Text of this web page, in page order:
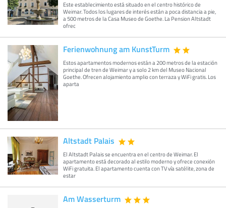
Este establecimiento está situado en el centro histórico de
Weimar. Todos los lugares de interés están a poca distancia a pie,
a 500 metros de la Casa Museo de Goethe. La Pension Altstadt
ofrec
Ferienwohnung am KunstTurm
Estos apartamentos modernos están a 200 metros de la estación
principal de tren de Weimar y a solo 2 km del Museo Nacional
Goethe. Ofrecen alojamiento amplio con terraza y WiFi gratis. Los
aparta
Altstadt Palais
El Altstadt Palais se encuentra en el centro de Weimar. El
apartamento está decorado al estilo moderno y ofrece conexión
WiFi gratuita. El apartamento cuenta con TV vía satélite, zona de
estar
Am Wasserturm